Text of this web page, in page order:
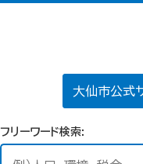
大仙市公式
フリーワード検索